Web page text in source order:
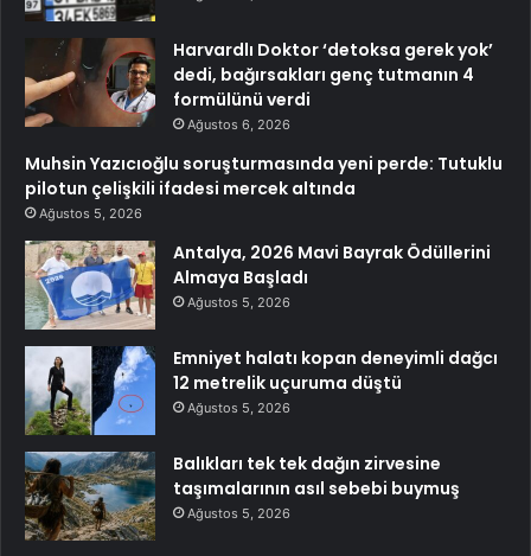
Harvardlı Doktor ‘detoksa gerek yok’
dedi, bağırsakları genç tutmanın 4
formülünü verdi
Ağustos 6, 2026
Muhsin Yazıcıoğlu soruşturmasında yeni perde: Tutuklu
pilotun çelişkili ifadesi mercek altında
Ağustos 5, 2026
Antalya, 2026 Mavi Bayrak Ödüllerini
Almaya Başladı
Ağustos 5, 2026
Emniyet halatı kopan deneyimli dağcı
12 metrelik uçuruma düştü
Ağustos 5, 2026
Balıkları tek tek dağın zirvesine
taşımalarının asıl sebebi buymuş
Ağustos 5, 2026